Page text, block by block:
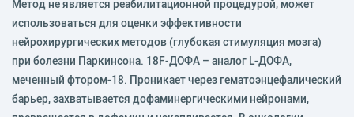
Метод не является реабилитационной процедурой, может
использоваться для оценки эффективности
нейрохирургических методов (глубокая стимуляция мозга)
при болезни Паркинсона. 18F-ДОФА – аналог L-ДОФА,
меченный фтором-18. Проникает через гематоэнцефалический
барьер, захватывается дофаминергическими нейронами,